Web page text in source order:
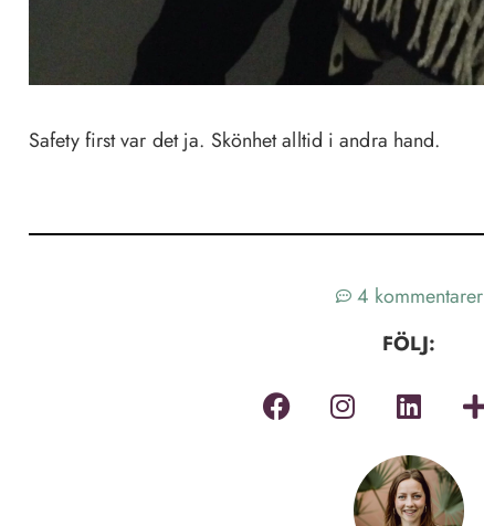
Safety first var det ja. Skönhet alltid i andra hand.
4 kommentarer
FÖLJ: